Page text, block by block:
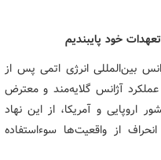
خود پایبندیم
بین‌المللی انرژی اتمی پس از
آژانس گلایه‌مند و معترض
و آمریکا، از این نهاد
از واقعیت‌ها سوءاستفاده